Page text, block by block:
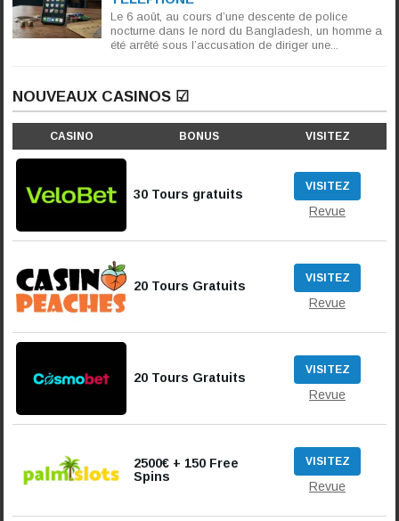
Le 6 août, au cours d’une descente de police
nocturne dans le nord du Bangladesh, un homme a
été arrêté sous l’accusation de diriger une...
NOUVEAUX CASINOS ☑
CASINO BONUS VISITEZ
30 Tours gratuits
VISITEZ
Revue
20 Tours Gratuits
VISITEZ
Revue
20 Tours Gratuits
VISITEZ
Revue
2500€ + 150 Free
Spins
VISITEZ
Revue